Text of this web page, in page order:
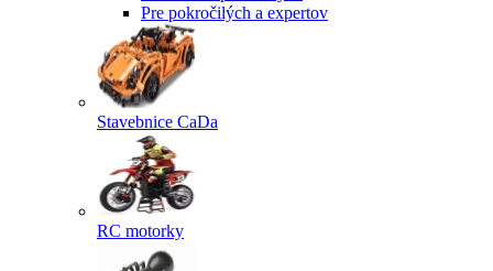
Pre pokročilých a expertov
Stavebnice CaDa
RC motorky